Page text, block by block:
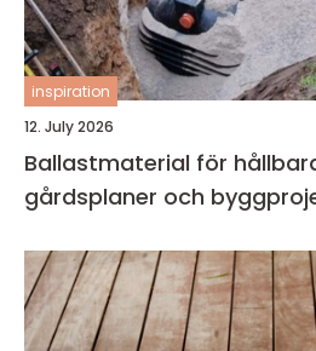
inspiration
12. July 2026
Ballastmaterial för
gårdsplaner och